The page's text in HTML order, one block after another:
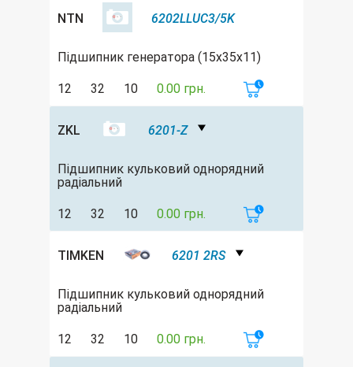
NTN 6202LLUC3/5K
Підшипник генератора (15x35x11)
12 32 10 0.00 грн.
ZKL 6201-Z
Підшипник кульковий однорядний
радіальний
12 32 10 0.00 грн.
TIMKEN 6201 2RS
Підшипник кульковий однорядний
радіальний
12 32 10 0.00 грн.